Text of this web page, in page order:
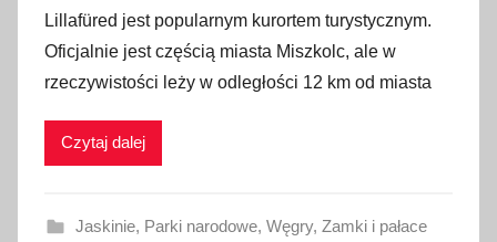
u
b
l
i
a
Lillafüred jest popularnym kurortem turystycznym.
Oficjalnie jest częścią miasta Miszkolc, ale w
rzeczywistości leży w odległości 12 km od miasta
Czytaj dalej
Jaskinie, Parki narodowe, Węgry, Zamki i pałace